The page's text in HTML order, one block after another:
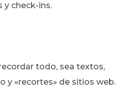
y check-ins.
todo, sea textos,
y «recortes» de sitios web.